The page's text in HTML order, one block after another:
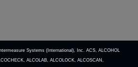
Systems (International), Inc. ACS, ALCOHOL
ALCOLAB, ALCOLOCK, ALCOSCAN,